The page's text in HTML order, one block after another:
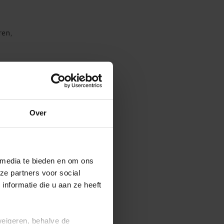
Over
te bieden en om ons
partners voor social
die u aan ze heeft
behalve de